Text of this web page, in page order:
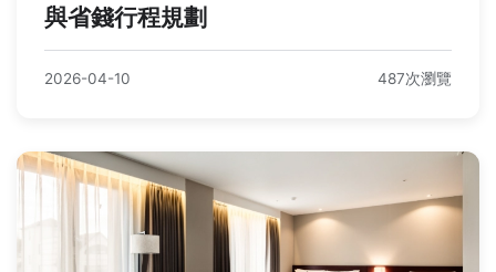
與省錢行程規劃
2026-04-10 487次瀏覽